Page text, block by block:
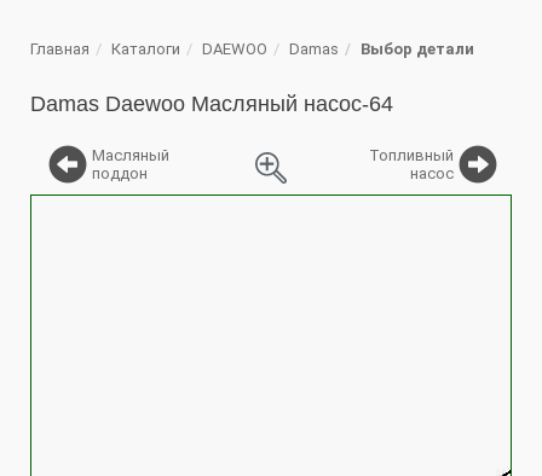
Главная Каталоги DAEWOO Damas Выбор детали
Damas Daewoo Масляный насос-64
Масляный
поддон
Топливный
насос